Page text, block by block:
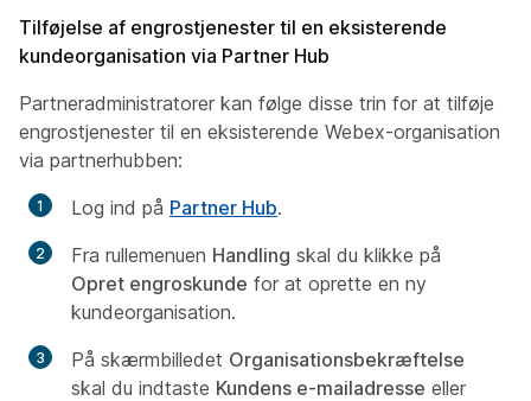
Tilføjelse af engrostjenester til en eksisterende
kundeorganisation via Partner Hub
Partneradministratorer kan følge disse trin for at tilføje
engrostjenester til en eksisterende Webex-organisation
via partnerhubben:
Log ind på Partner Hub.
Fra rullemenuen Handling skal du klikke på
Opret engroskunde for at oprette en ny
kundeorganisation.
På skærmbilledet Organisationsbekræftelse
skal du indtaste Kundens e-mailadresse eller